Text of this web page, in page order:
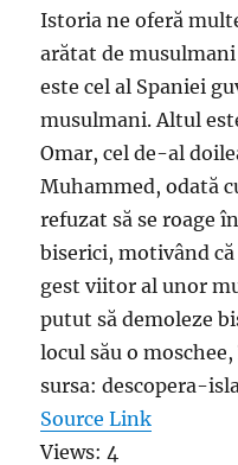
Istoria ne oferă
arătat de
este cel al Spaniei
musulmani. Altul
Omar, cel de-al
Muhammed, odată
refuzat să se roage
biserici, motivând
gest viitor al unor
putut să demoleze
locul său o
sursa: descopera-
Source Link
Views: 4